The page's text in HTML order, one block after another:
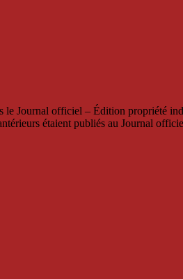
le Journal officiel – Édition propriété
étaient publiés au Journal